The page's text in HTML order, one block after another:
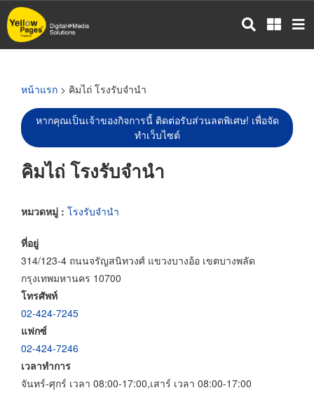
ข้าม
ไป
หน้าแรก > คิมไถ่ โรงรับจำนำ
หากคุณเป็นเจ้าของกิจการนี้ ติดต่อรับส่วนลดพิเศษ! เพื่อจัด
ทำเว็บไซต์
คิมไถ่ โรงรับจำนำ
หมวดหมู่ : โรงรับจำนำ
ที่อยู่
314/123-4 ถนนจรัญสนิทวงศ์ แขวงบางอ้อ เขตบางพลัด
กรุงเทพมหานคร 10700
โทรศัพท์
02-424-7245
แฟกซ์
02-424-7246
เวลาทำการ
จันทร์-ศุกร์ เวลา 08:00-17:00,เสาร์ เวลา 08:00-17:00